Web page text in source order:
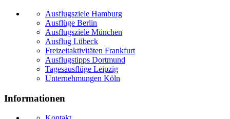
Ausflugsziele Hamburg
Ausflüge Berlin
Ausflugsziele München
Ausflug Lübeck
Freizeitaktivitäten Frankfurt
Ausflugstipps Dortmund
Tagesausflüge Leipzig
Unternehmungen Köln
Informationen